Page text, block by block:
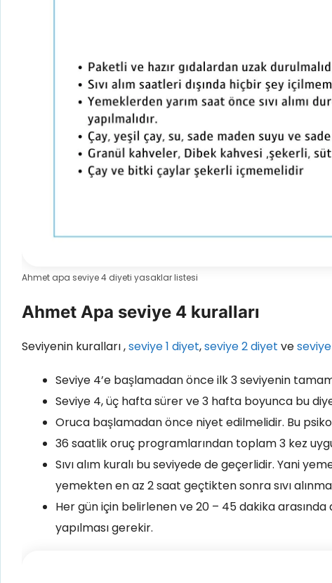
Ahmet apa seviye 4 diyeti yasaklar listesi
Ahmet Apa seviye 4 kuralları
Seviyenin kuralları ,seviye 1 diyet,seviye 2 diyet ve
Seviye 4’e başlamadan önce ilk 3 seviyenin
Seviye 4, üç hafta sürer ve 3 hafta boyunca bu
Oruca başlamadan önce niyet edilmelidir. Bu
36 saatlik oruç programlarından toplam 3 kez
Sıvı alım kuralı bu seviyede de geçerlidir. Yani
yemekten en az 2 saat geçtikten sonra sıvı
Her gün için belirlenen ve 20 – 45 dakika
yapılması gerekir.